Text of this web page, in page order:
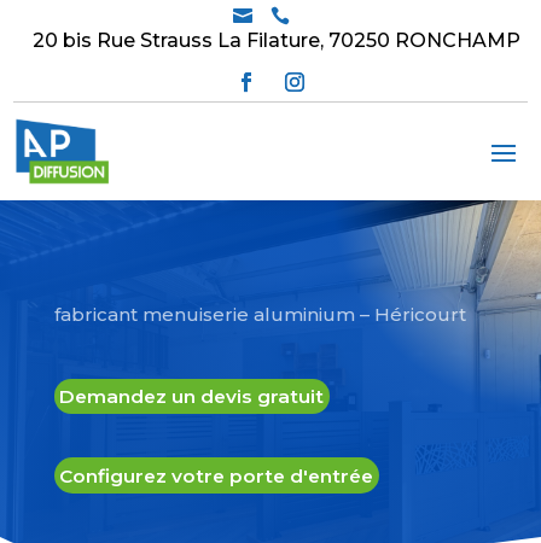
 
20 bis Rue Strauss La Filature, 70250 RONCHAMP
fabricant menuiserie aluminium – Héricourt
Demandez un devis gratuit
Configurez votre porte d'entrée